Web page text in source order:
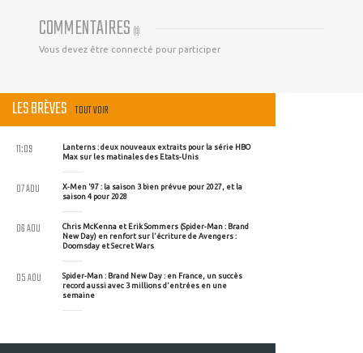
COMMENTAIRES (0)
Vous devez être connecté pour participer
LES BRÈVES TOUT VOIR
Lanterns : deux nouveaux extraits pour la série HBO
Max sur les matinales des Etats-Unis
11:09
X-Men '97 : la saison 3 bien prévue pour 2027, et la
saison 4 pour 2028
07 AOU
Chris McKenna et Erik Sommers (Spider-Man : Brand
New Day) en renfort sur l'écriture de Avengers :
Doomsday et Secret Wars
06 AOU
Spider-Man : Brand New Day : en France, un succès
record aussi avec 3 millions d'entrées en une
semaine
05 AOU